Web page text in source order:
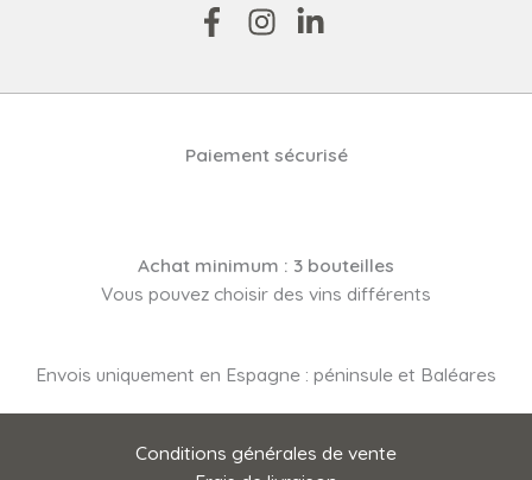
Paiement sécurisé
Achat minimum : 3 bouteilles
Vous pouvez choisir des vins différents
Envois uniquement en Espagne : péninsule et Baléares
Conditions générales de vente